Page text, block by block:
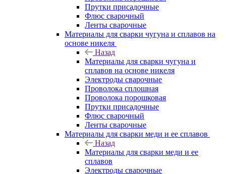
Прутки присадочные
Флюс сварочный
Ленты сварочные
Материалы для сварки чугуна и сплавов на
основе никеля
Назад
Материалы для сварки чугуна и
сплавов на основе никеля
Электроды сварочные
Проволока сплошная
Проволока порошковая
Прутки присадочные
Флюс сварочный
Ленты сварочные
Материалы для сварки меди и ее сплавов
Назад
Материалы для сварки меди и ее
сплавов
Электроды сварочные